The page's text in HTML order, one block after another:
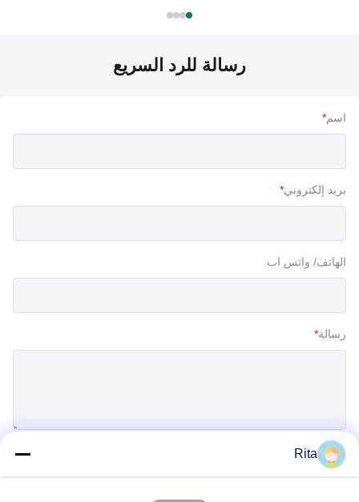
رسالة للرد السريع
اسم*
بريد إلكتروني*
الهاتف/ واتس اب
رسالة*
Rita